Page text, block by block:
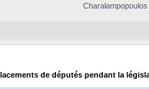
de députés pendant la